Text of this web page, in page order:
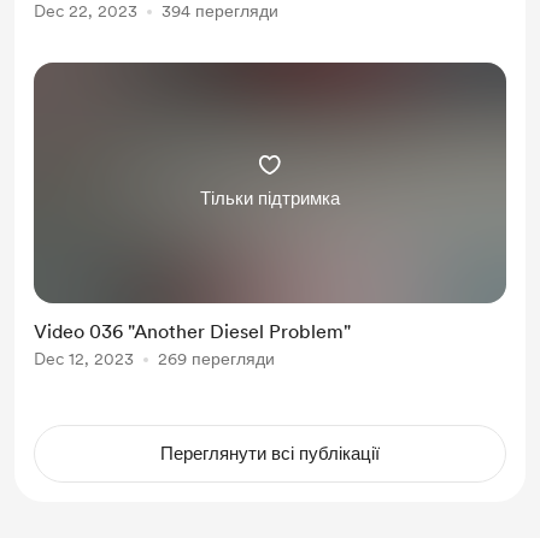
Dec 22, 2023 394 перегляди
Тільки підтримка
Video 036 "Another Diesel Problem"
Dec 12, 2023 269 перегляди
Переглянути всі публікації